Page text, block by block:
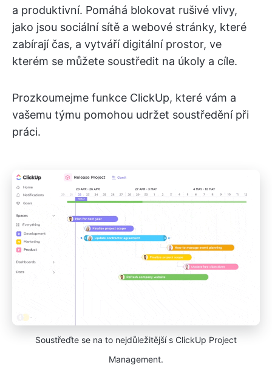
a produktivní. Pomáhá blokovat rušivé vlivy,
jako jsou sociální sítě a webové stránky, které
zabírají čas, a vytváří digitální prostor, ve
kterém se můžete soustředit na úkoly a cíle.
Prozkoumejme funkce ClickUp, které vám a
vašemu týmu pomohou udržet soustředění při
práci.
Soustřeďte se na to nejdůležitější s ClickUp Project
Management.